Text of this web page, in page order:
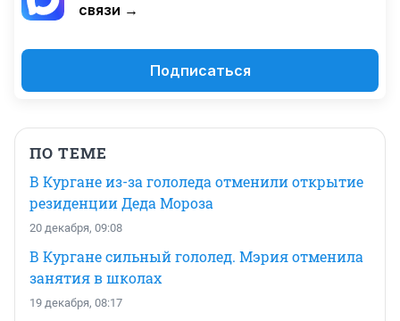
связи →
Подписаться
ПО ТЕМЕ
В Кургане из-за гололеда отменили открытие
резиденции Деда Мороза
20 декабря, 09:08
В Кургане сильный гололед. Мэрия отменила
занятия в школах
19 декабря, 08:17